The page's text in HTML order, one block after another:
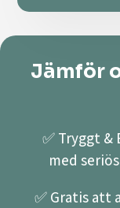
Jämför
✅ Tryggt &
med
✅ Gratis att